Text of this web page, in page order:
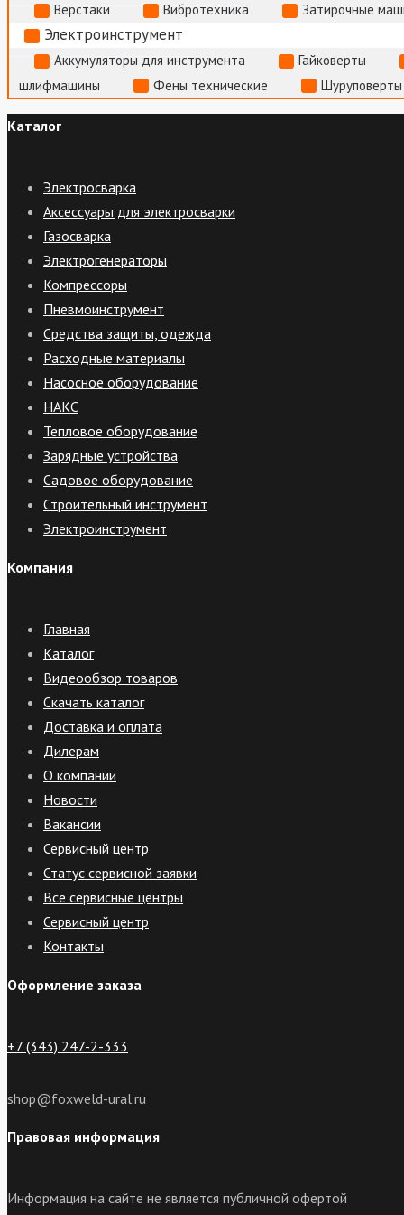
Верстаки Вибротехника Затирочные
Электроинструмент
Аккумуляторы для инструмента
Гайковерты
шлифмашины
Фены технические
Каталог
Электросварка
Аксессуары для электросварки
Газосварка
Электрогенераторы
Компрессоры
Пневмоинструмент
Средства защиты, одежда
Расходные материалы
Насосное оборудование
НАКС
Тепловое оборудование
Зарядные устройства
Садовое оборудование
Строительный инструмент
Электроинструмент
Компания
Главная
Каталог
Видеообзор товаров
Скачать каталог
Доставка и оплата
Дилерам
О компании
Новости
Вакансии
Сервисный центр
Статус сервисной заявки
Все сервисные центры
Сервисный центр
Контакты
Оформление заказа
+7 (343) 247-2-333
shop@foxweld-ural.ru
Правовая информация
Информация на сайте не является публичной офертой